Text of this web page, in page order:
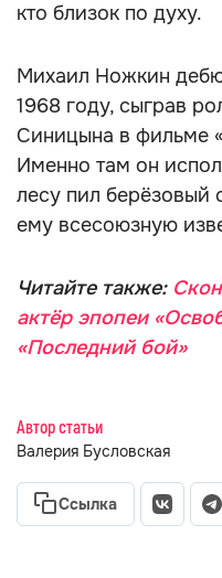
кто близок по духу.
Михаил Ножкин
1968 году, сыграв
Синицына в фильме
Именно там он
лесу пил берёзовый
ему всесоюзную
Читайте также:
актёр эпопеи
«Последний бой»
Автор статьи
Валерия Бусловская
Ссылка